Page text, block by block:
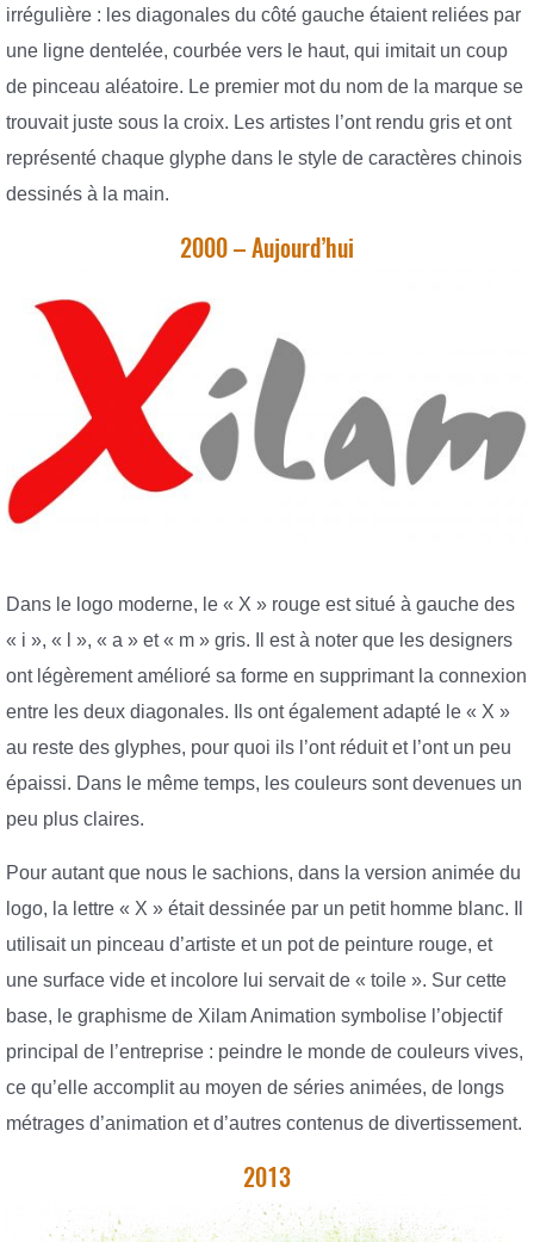
irrégulière : les diagonales du côté gauche étaient reliées par
une ligne dentelée, courbée vers le haut, qui imitait un coup
de pinceau aléatoire. Le premier mot du nom de la marque se
trouvait juste sous la croix. Les artistes l’ont rendu gris et ont
représenté chaque glyphe dans le style de caractères chinois
dessinés à la main.
2000 – Aujourd’hui
Dans le logo moderne, le « X » rouge est situé à gauche des
« i », « l », « a » et « m » gris. Il est à noter que les designers
ont légèrement amélioré sa forme en supprimant la connexion
entre les deux diagonales. Ils ont également adapté le « X »
au reste des glyphes, pour quoi ils l’ont réduit et l’ont un peu
épaissi. Dans le même temps, les couleurs sont devenues un
peu plus claires.
Pour autant que nous le sachions, dans la version animée du
logo, la lettre « X » était dessinée par un petit homme blanc. Il
utilisait un pinceau d’artiste et un pot de peinture rouge, et
une surface vide et incolore lui servait de « toile ». Sur cette
base, le graphisme de Xilam Animation symbolise l’objectif
principal de l’entreprise : peindre le monde de couleurs vives,
ce qu’elle accomplit au moyen de séries animées, de longs
métrages d’animation et d’autres contenus de divertissement.
2013